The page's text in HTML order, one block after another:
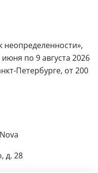
неопределенности»,
по 9 августа 2026
Петербурге, от 200
д. 28